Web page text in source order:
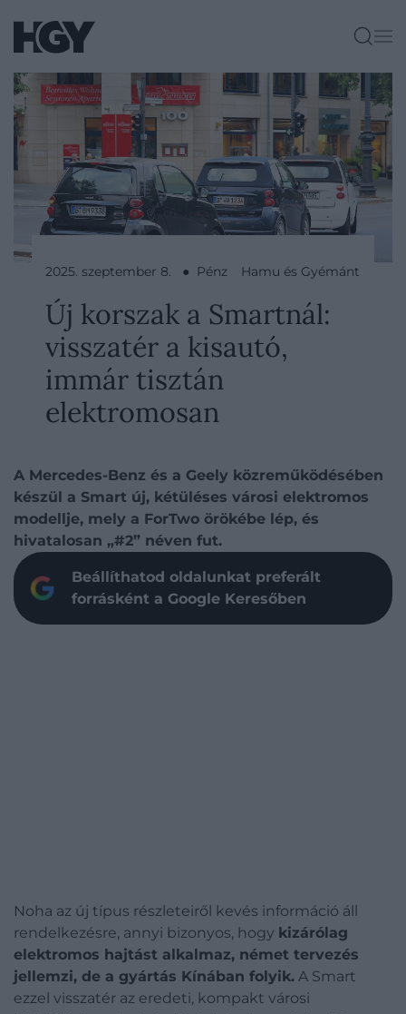
2025. szeptember 8. ● Pénz Hamu és Gyémánt
Új korszak a Smartnál:
visszatér a kisautó,
immár tisztán
elektromosan
A Mercedes-Benz és a Geely közreműködésében
készül a Smart új, kétüléses városi elektromos
modellje, mely a ForTwo örökébe lép, és
hivatalosan „#2” néven fut.
Beállíthatod oldalunkat preferált
forrásként a Google Keresőben
Noha az új típus részleteiről kevés információ áll
rendelkezésre, annyi bizonyos, hogy kizárólag
elektromos hajtást alkalmaz, német tervezés
jellemzi, de a gyártás Kínában folyik. A Smart
ezzel visszatér az eredeti, kompakt városi